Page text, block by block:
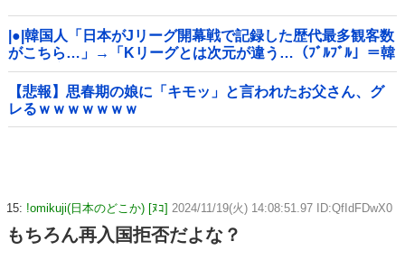
|●|韓国人「日本がJリーグ開幕戦で記録した歴代最多観客数
がこちら…」→「Kリーグとは次元が違う…（ﾌﾞﾙﾌﾞﾙ」＝韓
国の反応
【悲報】思春期の娘に「キモッ」と言われたお父さん、グ
レるｗｗｗｗｗｗｗ
15: !omikuji(日本のどこか) [ﾇｺ] 2024/11/19(火) 14:08:51.97 ID:QfIdFDwX0
もちろん再入国拒否だよな？